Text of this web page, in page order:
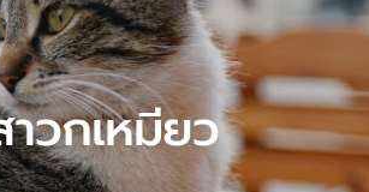
วกเหมียว